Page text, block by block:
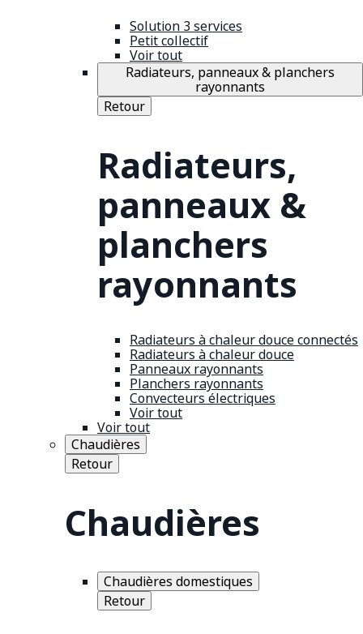
Solution 3 services
Petit collectif
Voir tout
Radiateurs, panneaux & planchers
rayonnants
Retour
Radiateurs,
panneaux &
planchers
rayonnants
Radiateurs à chaleur douce connectés
Radiateurs à chaleur douce
Panneaux rayonnants
Planchers rayonnants
Convecteurs électriques
Voir tout
Voir tout
Chaudières
Retour
Chaudières
Chaudières domestiques
Retour